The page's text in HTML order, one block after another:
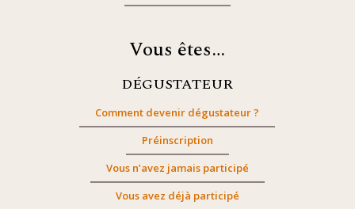
Vous êtes…
DÉGUSTATEUR
Comment devenir dégustateur ?
Préinscription
Vous n’avez jamais participé
Vous avez déjà participé